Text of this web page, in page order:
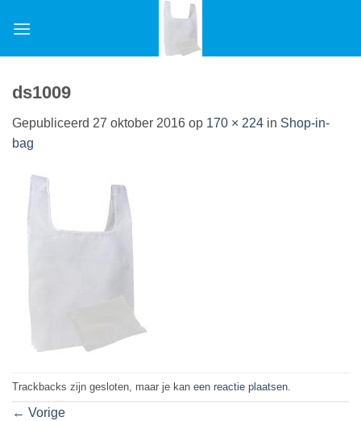
naar
ds1009
Gepubliceerd 27 oktober 2016 op 170 × 224 in Shop-in-
bag
Trackbacks zijn gesloten, maar je kan een reactie plaatsen
← Vorige